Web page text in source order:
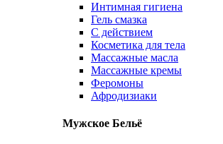
Интимная гигиена
Гель смазка
С действием
Косметика для тела
Массажные масла
Массажные кремы
Феромоны
Афродизиаки
Мужское Бельё